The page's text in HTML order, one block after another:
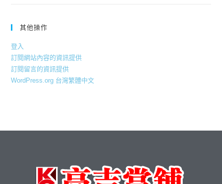
其他操作
登入
訂閱網站內容的資訊提供
訂閱留言的資訊提供
WordPress.org 台灣繁體中文